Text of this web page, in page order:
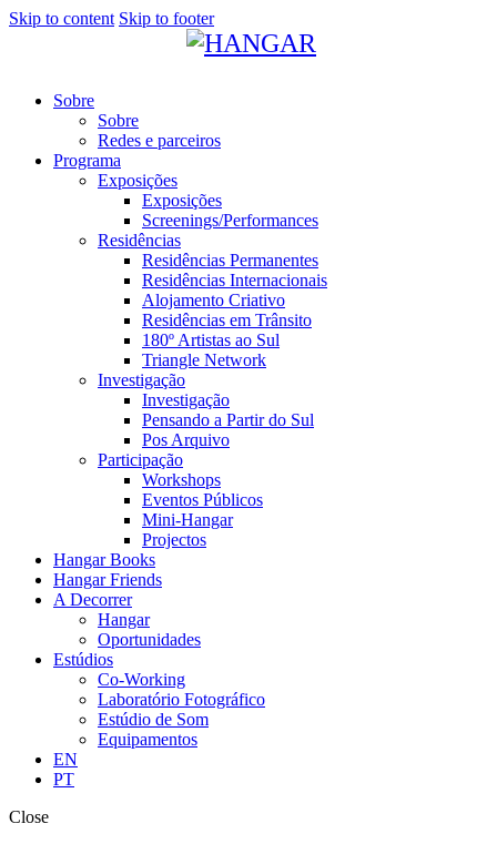
Skip to content Skip to footer
Sobre
Sobre
Redes e parceiros
Programa
Exposições
Exposições
Screenings/Performances
Residências
Residências Permanentes
Residências Internacionais
Alojamento Criativo
Residências em Trânsito
180º Artistas ao Sul
Triangle Network
Investigação
Investigação
Pensando a Partir do Sul
Pos Arquivo
Participação
Workshops
Eventos Públicos
Mini-Hangar
Projectos
Hangar Books
Hangar Friends
A Decorrer
Hangar
Oportunidades
Estúdios
Co-Working
Laboratório Fotográfico
Estúdio de Som
Equipamentos
EN
PT
Close